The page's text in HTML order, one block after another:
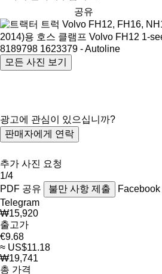
공유
모든 사진 보기
광고에 관심이 있으십니까?
판매자에게 연락
추가 사진 요청
1/4
PDF 공유 불만 사항 제출 Facebook
Telegram
₩15,920
출고가
€9.68
≈ US$11.18
₩19,741
총 가격